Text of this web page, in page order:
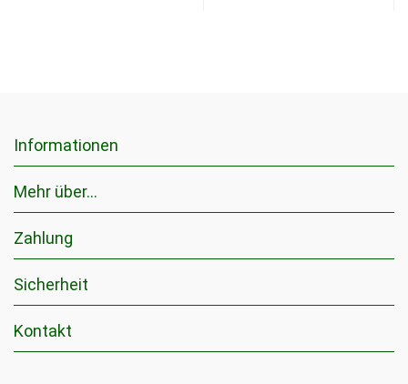
Informationen
Mehr über...
Zahlung
Sicherheit
Kontakt